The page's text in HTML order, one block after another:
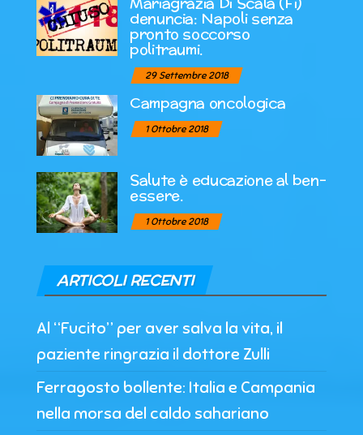
denuncia: Napoli senza
pronto soccorso
politraumi.
29 Settembre 2018
Campagna oncologica
1 Ottobre 2018
Salute è educazione al ben-
essere.
1 Ottobre 2018
ARTICOLI RECENTI
Al “Fucito” per aver salva la vita, il
paziente ringrazia il dottore Zulli
Ferragosto bollente: Italia e Campania
nella morsa del caldo sahariano